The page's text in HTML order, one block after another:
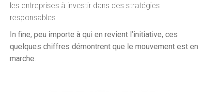
les entreprises à investir dans des stratégies
responsables.
In fine, peu importe à qui en revient l’initiative, ces
quelques chiffres démontrent que le mouvement est en
marche.